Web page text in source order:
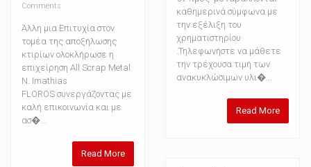
Comments
Άλλη μια Επιτυχία στον
τομέα της αποξήλωσης
κτιρίων ολοκλήρωσε η
επιχείρηση All Scrap Metal
N. Imathias
FLOROS συνεργάζοντας με
καλή επικοινωνία και με
ασ�...
Read More
καθημερινά σύμφωνα με
την εξέλιξη του
χρηματιστηρίου
.Τηλεφωνήστε να μάθετε
την τρέχουσα τιμή των
ανακυκλώσιμων υλι�...
Read More